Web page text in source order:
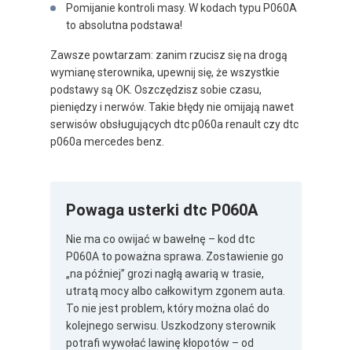
Pomijanie kontroli masy. W kodach typu P060A
to absolutna podstawa!
Zawsze powtarzam: zanim rzucisz się na drogą
wymianę sterownika, upewnij się, że wszystkie
podstawy są OK. Oszczędzisz sobie czasu,
pieniędzy i nerwów. Takie błędy nie omijają nawet
serwisów obsługujących dtc p060a renault czy dtc
p060a mercedes benz.
Powaga usterki dtc P060A
Nie ma co owijać w bawełnę – kod dtc
P060A to poważna sprawa. Zostawienie go
„na później” grozi nagłą awarią w trasie,
utratą mocy albo całkowitym zgonem auta.
To nie jest problem, który można olać do
kolejnego serwisu. Uszkodzony sterownik
potrafi wywołać lawinę kłopotów – od